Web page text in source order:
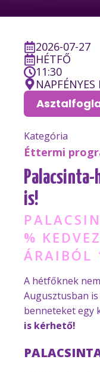
2026-07-27
HÉTFŐ
11:30
NAPFÉNYES
Kategória
Éttermi
is!
%
ÁRAIBÓL
A hétfőknek
Augusztusban
benneteket egy
is kérhető!